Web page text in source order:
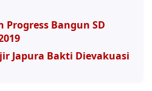
Progress Bangun SD
Japura Bakti Dievakuasi